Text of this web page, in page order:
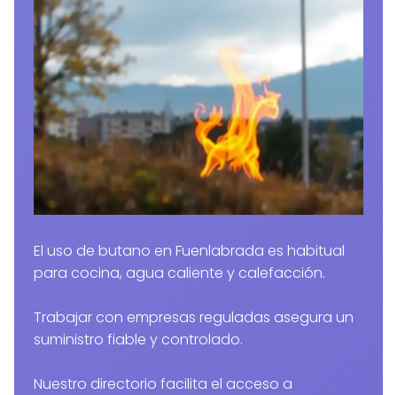
El uso de butano en Fuenlabrada es habitual
para cocina, agua caliente y calefacción.
Trabajar con empresas reguladas asegura un
suministro fiable y controlado.
Nuestro directorio facilita el acceso a